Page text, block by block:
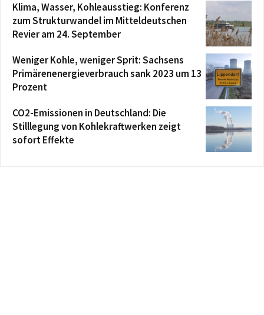
Klima, Wasser, Kohleausstieg: Konferenz
zum Strukturwandel im Mitteldeutschen
Revier am 24. September
Weniger Kohle, weniger Sprit: Sachsens
Primärenenergieverbrauch sank 2023 um 13
Prozent
CO2-Emissionen in Deutschland: Die
Stilllegung von Kohlekraftwerken zeigt
sofort Effekte